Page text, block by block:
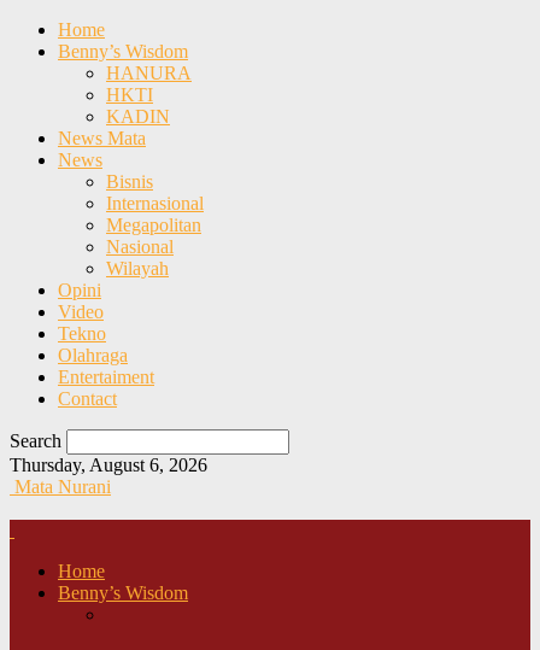
Home
Benny’s Wisdom
HANURA
HKTI
KADIN
News Mata
News
Bisnis
Internasional
Megapolitan
Nasional
Wilayah
Opini
Video
Tekno
Olahraga
Entertaiment
Contact
Search
Thursday, August 6, 2026
Mata Nurani
Home
Benny’s Wisdom